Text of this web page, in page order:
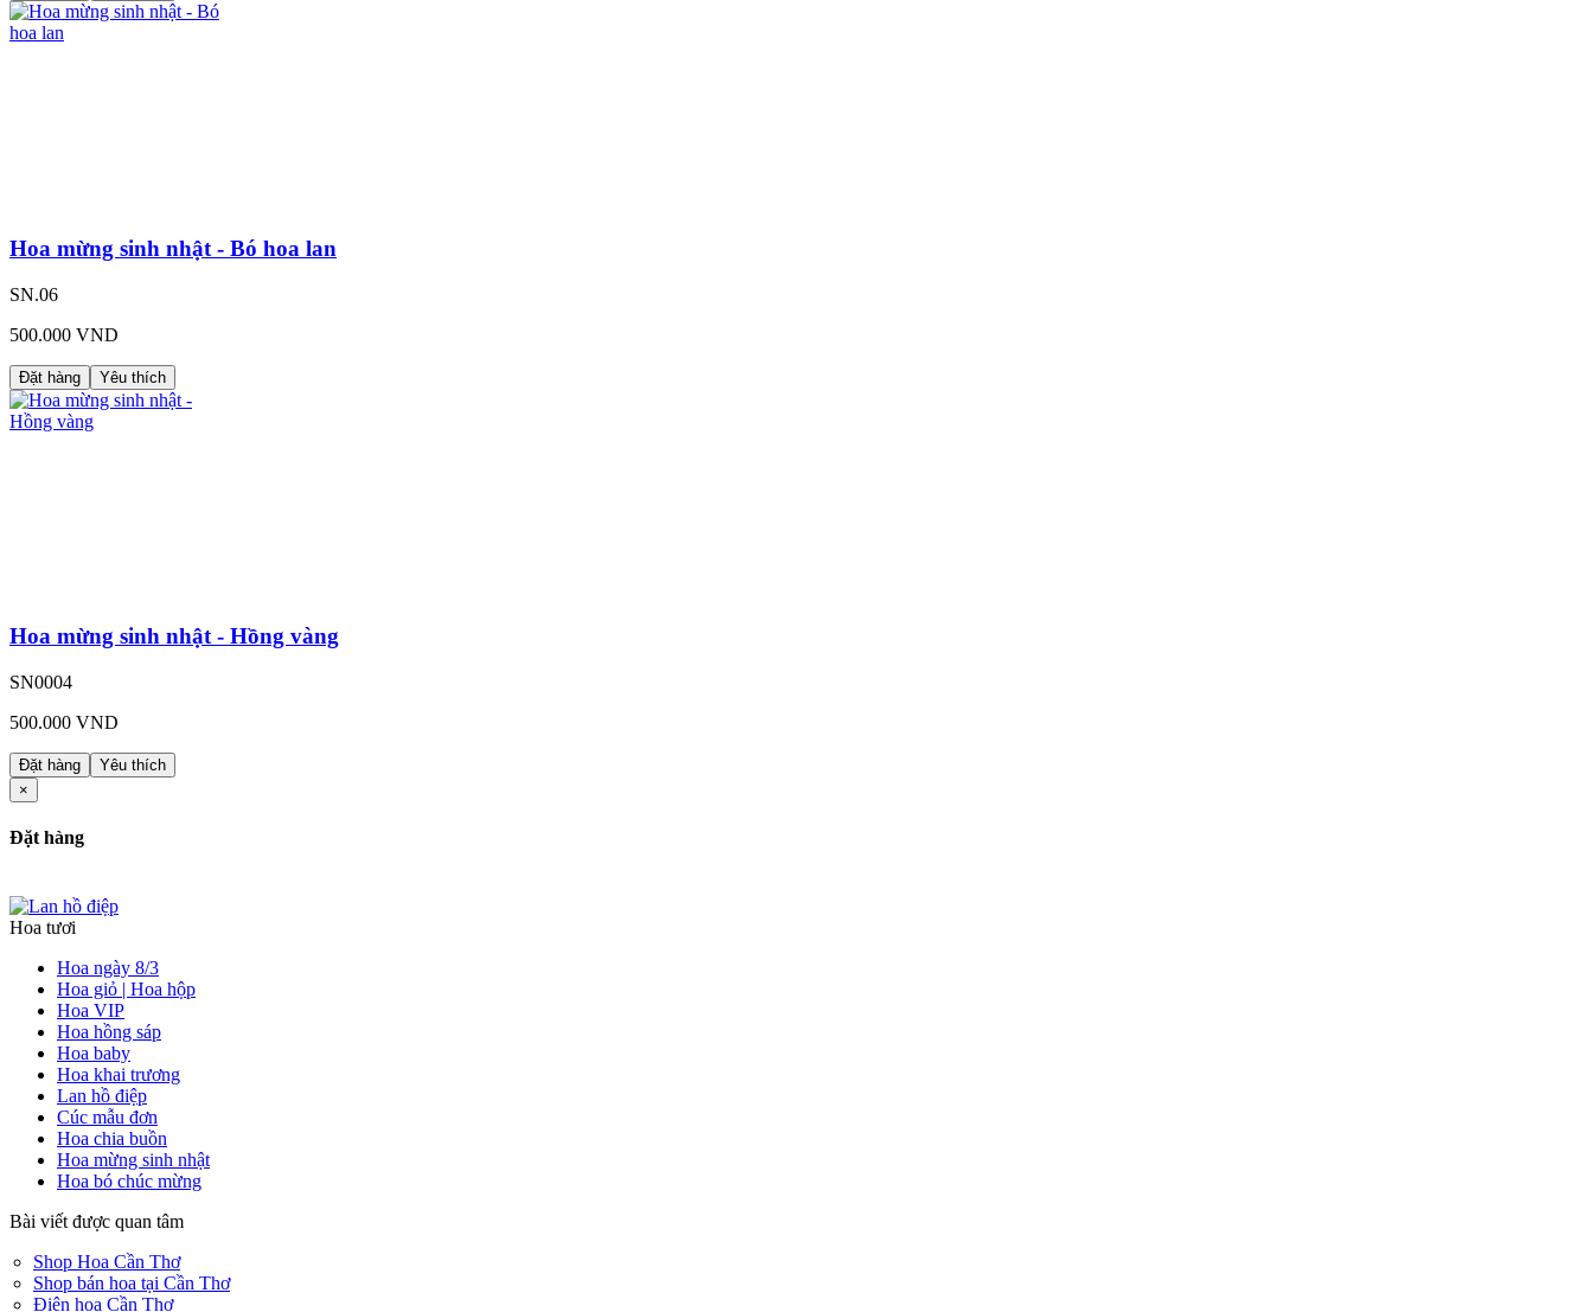
Hoa mừng sinh nhật - Bó hoa lan
SN.06
500.000 VND
Đặt hàng Yêu thích
Hoa mừng sinh nhật - Hồng vàng
SN0004
500.000 VND
Đặt hàng
Yêu thích
×
Đặt hàng
Hoa tươi
Hoa ngày 8/3
Hoa giỏ | Hoa hộp
Hoa VIP
Hoa hồng sáp
Hoa baby
Hoa khai trương
Lan hồ điệp
Cúc mẫu đơn
Hoa chia buồn
Hoa mừng sinh nhật
Hoa bó chúc mừng
Bài viết được quan tâm
Shop Hoa Cần Thơ
Shop bán hoa tại Cần Thơ
Điện hoa Cần Thơ